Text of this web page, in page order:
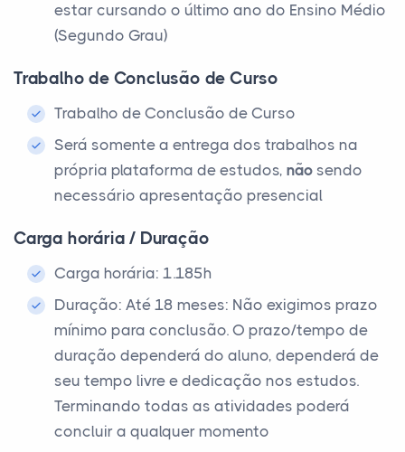
estar cursando o último ano do Ensino Médio
(Segundo Grau)
Trabalho de Conclusão de Curso
Trabalho de Conclusão de Curso
Será somente a entrega dos trabalhos na
própria plataforma de estudos, não sendo
necessário apresentação presencial
Carga horária / Duração
Carga horária: 1.185h
Duração: Até 18 meses: Não exigimos prazo
mínimo para conclusão. O prazo/tempo de
duração dependerá do aluno, dependerá de
seu tempo livre e dedicação nos estudos.
Terminando todas as atividades poderá
concluir a qualquer momento